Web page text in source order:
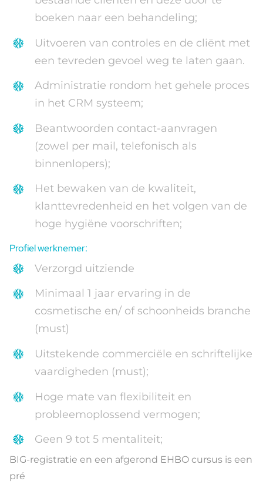
boeken naar een behandeling;
Uitvoeren van controles en de cliënt met
een tevreden gevoel weg te laten gaan.
Administratie rondom het gehele proces
in het CRM systeem;
Beantwoorden contact-aanvragen
(zowel per mail, telefonisch als
binnenlopers);
Het bewaken van de kwaliteit,
klanttevredenheid en het volgen van de
hoge hygiëne voorschriften;
Profiel werknemer:
Verzorgd uitziende
Minimaal 1 jaar ervaring in de
cosmetische en/ of schoonheids branche
(must)
Uitstekende commerciële en schriftelijke
vaardigheden (must);
Hoge mate van flexibiliteit en
probleemoplossend vermogen;
Geen 9 tot 5 mentaliteit;
BIG-registratie en een afgerond EHBO cursus is een
pré